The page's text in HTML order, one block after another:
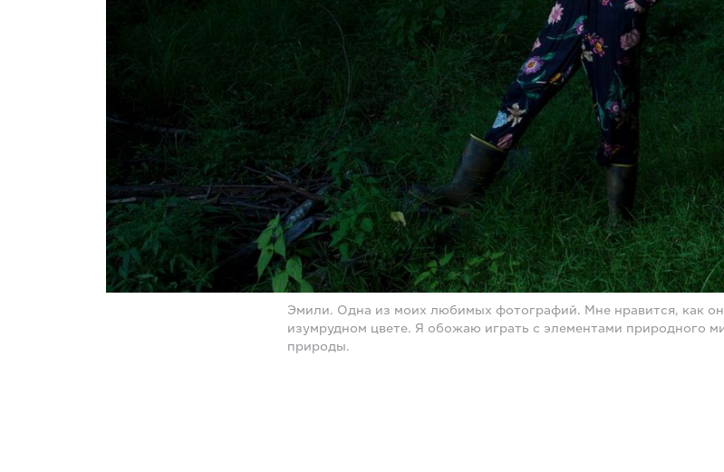
Эмили. Одна из моих любимых фотографий. Мне нравится, как
изумрудном цвете. Я обожаю играть с элементами природного
природы.